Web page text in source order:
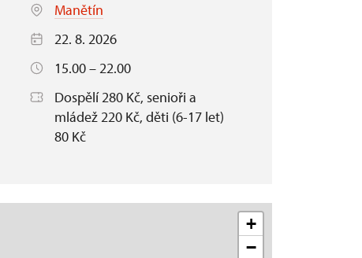
Manětín
22. 8. 2026
15.00 – 22.00
Dospělí 280 Kč, senioři a
mládež 220 Kč, děti (6-17 let)
80 Kč
+
−